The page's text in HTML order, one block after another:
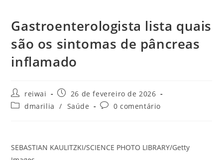
Gastroenterologista lista quais
são os sintomas de pâncreas
inflamado
Autor
do
post:
reiwai
Post
publicado:
26 de fevereiro de 2026
Categoria
dmarilia / Saúde
Comentários
0 comentário
SEBASTIAN KAULITZKI/SCIENCE PHOTO LIBRARY/Getty